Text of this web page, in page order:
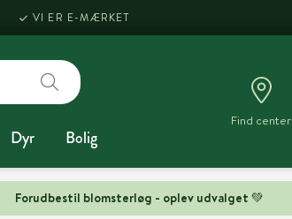
Forudbestil blomsterløg - oplev udvalget 💚
VI ER E-MÆRKET
Dyr Bolig
Find center